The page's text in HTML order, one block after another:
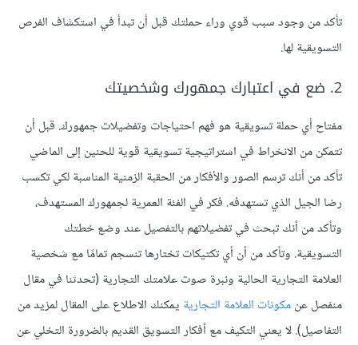
تأكد من وجود سبب قوي وراء حملتك قبل أن تبدأ في استكشاف الفرص
التسويقية لها.
2. ضع في اعتبارك جمهورك وشخصيتك
مفتاح أي حملة تسويقية هو فهم احتياجات وتفضيلات جمهورك. قبل أن
تتمكن من الانخراط في استراتيجية تسويقية قوية للحنين إلى الماضي
تأكد من أنك ترسم الصور والأفكار من الحقبة الزمنية المناسبة لكي تكسب
رضا الجيل الذي تستهدفه. فكر في الفئة العمرية لجمهورك المستهدف،
وتأكد من أنك تبحث في تفضيلاتهم بالتفصيل عند وضع خطتك
التسويقية. وتأكد من أن أي تكتيكات تختارها تنسجم تمامًا مع شخصية
العلامة التجارية الحالية ونبرة صوت علامتك التجارية (تحدثنا في مقال
منفصل عنمكونات العلامة التجارية يمكنك الاطلاع على المقال لمزيد من
التفاصيل). لا يعني التكيف مع أفكار التسويق القديم بالضرورة التخلي عن